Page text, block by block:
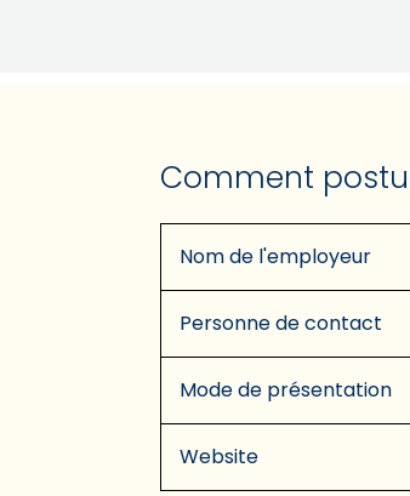
Comment
Nom de l'employeur
Personne de contact
Mode de présentation
Website